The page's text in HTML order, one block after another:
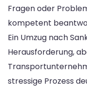
Fragen oder
kompetent
Ein Umzug nach
Herausforderung,
stressige Prozess